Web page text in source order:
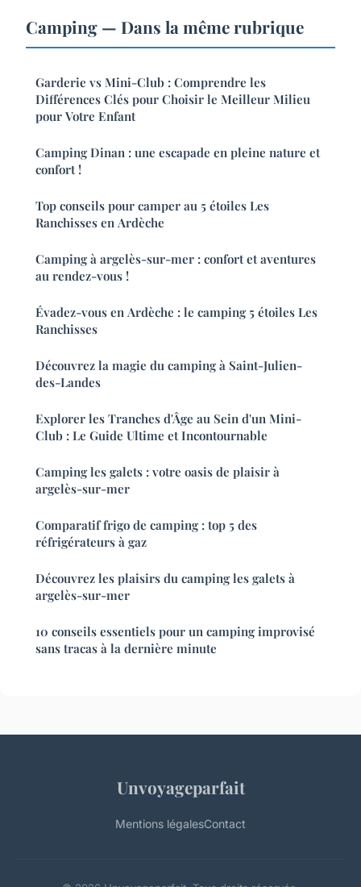
Camping — Dans la même rubrique
Garderie vs Mini-Club : Comprendre les
Différences Clés pour Choisir le Meilleur Milieu
pour Votre Enfant
Camping Dinan : une escapade en pleine nature et
confort !
Top conseils pour camper au 5 étoiles Les
Ranchisses en Ardèche
Camping à argelès-sur-mer : confort et aventures
au rendez-vous !
Évadez-vous en Ardèche : le camping 5 étoiles Les
Ranchisses
Découvrez la magie du camping à Saint-Julien-
des-Landes
Explorer les Tranches d'Âge au Sein d'un Mini-
Club : Le Guide Ultime et Incontournable
Camping les galets : votre oasis de plaisir à
argelès-sur-mer
Comparatif frigo de camping : top 5 des
réfrigérateurs à gaz
Découvrez les plaisirs du camping les galets à
argelès-sur-mer
10 conseils essentiels pour un camping improvisé
sans tracas à la dernière minute
Unvoyageparfait
Mentions légalesContact